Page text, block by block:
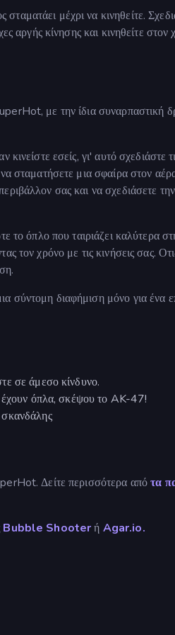
μέχρι να κινηθείτε.
αργής κίνησης και κινηθείτε στον
με την ίδια συναρπαστική
εσείς, γι' αυτό σχεδιάστε
σταματήσετε μια σφαίρα στον
σας και να σχεδιάσετε την
το όπλο που ταιριάζει καλύτερα
τον χρόνο με τις κινήσεις σας.
σύντομη διαφήμιση μόνο για ένα
σε άμεσο κίνδυνο.
έχουν όπλα, σκέψου το AK-47!
Δείτε περισσότερα απότα
Bubble Shooterή Agar.io.